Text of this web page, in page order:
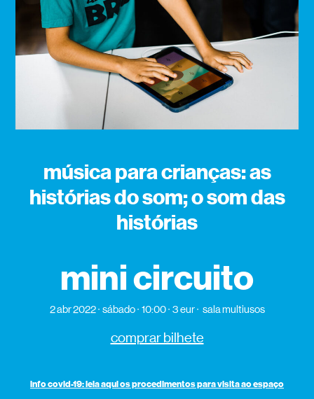
música para crianças: as
histórias do som; o som das
histórias
mini circuito
2 abr 2022 sábado 10:00 3 eur sala multiusos
comprar bilhete
info covid-19: leia aqui os procedimentos para visita ao espaço